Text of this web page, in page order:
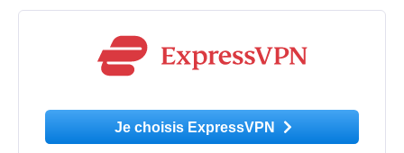
Je choisis ExpressVPN